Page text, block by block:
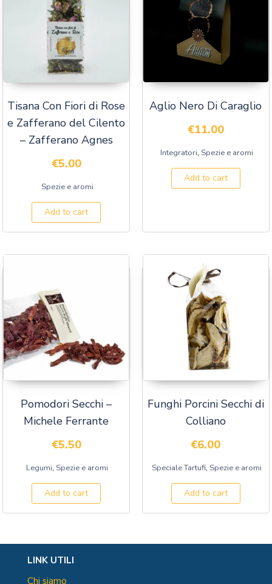
Tisana Con Fiori di Rose
e Zafferano del Cilento
– Zafferano Agnes
€5.00
Spezie e aromi
Add to cart
Aglio Nero Di Caraglio
€11.00
Integratori, Spezie e aromi
Add to cart
Pomodori Secchi –
Michele Ferrante
€5.50
Legumi, Spezie e aromi
Add to cart
Funghi Porcini Secchi di
Colliano
€6.00
Speciale Tartufi, Spezie e aromi
Add to cart
LINK UTILI
Chi siamo